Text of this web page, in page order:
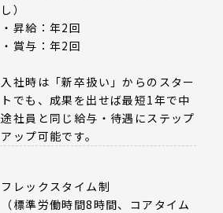
し）
・昇給：年2回
・賞与：年2回
入社時は「新卒扱い」からのスター
トでも、成果を出せば最短1年で中
途社員と同じ給与・待遇にステップ
アップ可能です。
フレックスタイム制
（標準労働時間8時間、コアタイム